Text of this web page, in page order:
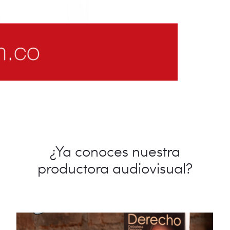
¿Ya conoces nuestra
productora audiovisual?